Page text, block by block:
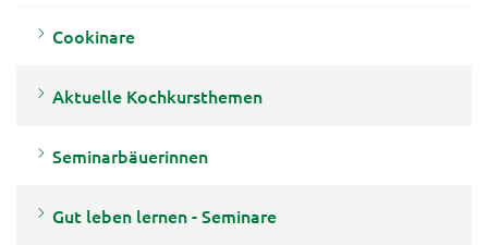
Cookinare
Aktuelle Kochkursthemen
Seminarbäuerinnen
Gut leben lernen - Seminare